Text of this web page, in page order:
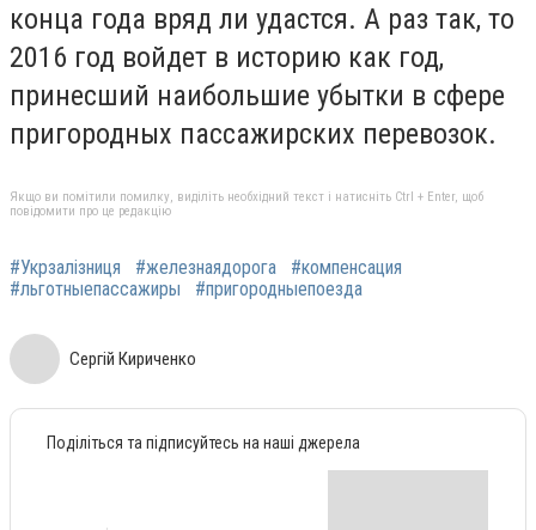
конца года вряд ли удастся. А раз так, то
2016 год войдет в историю как год,
принесший наибольшие убытки в сфере
пригородных пассажирских перевозок.
Якщо ви помітили помилку, виділіть необхідний текст і натисніть Ctrl + Enter, щоб
повідомити про це редакцію
#Укрзалізниця #железнаядорога
#компенсация
#льготныепассажиры
#пригородныепоезда
Сергій Кириченко
Поділіться та підписуйтесь на наші джерела